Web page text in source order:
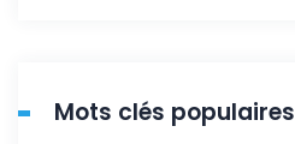
Mots clés populaires